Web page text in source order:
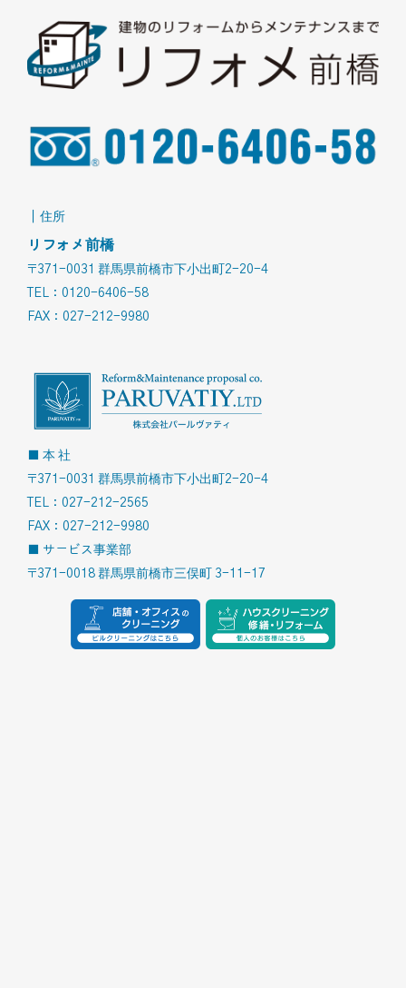
｜住所
リフォメ前橋
〒371-0031 群馬県前橋市下小出町2-20-4
TEL：0120-6406-58
FAX：027-212-9980
■ 本 社
〒371-0031 群馬県前橋市下小出町2-20-4
TEL：027-212-2565
FAX：027-212-9980
■ サービス事業部
〒371-0018 群馬県前橋市三俣町 3-11-17